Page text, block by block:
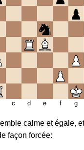
c d e f g
calme et égale,
façon forcée: